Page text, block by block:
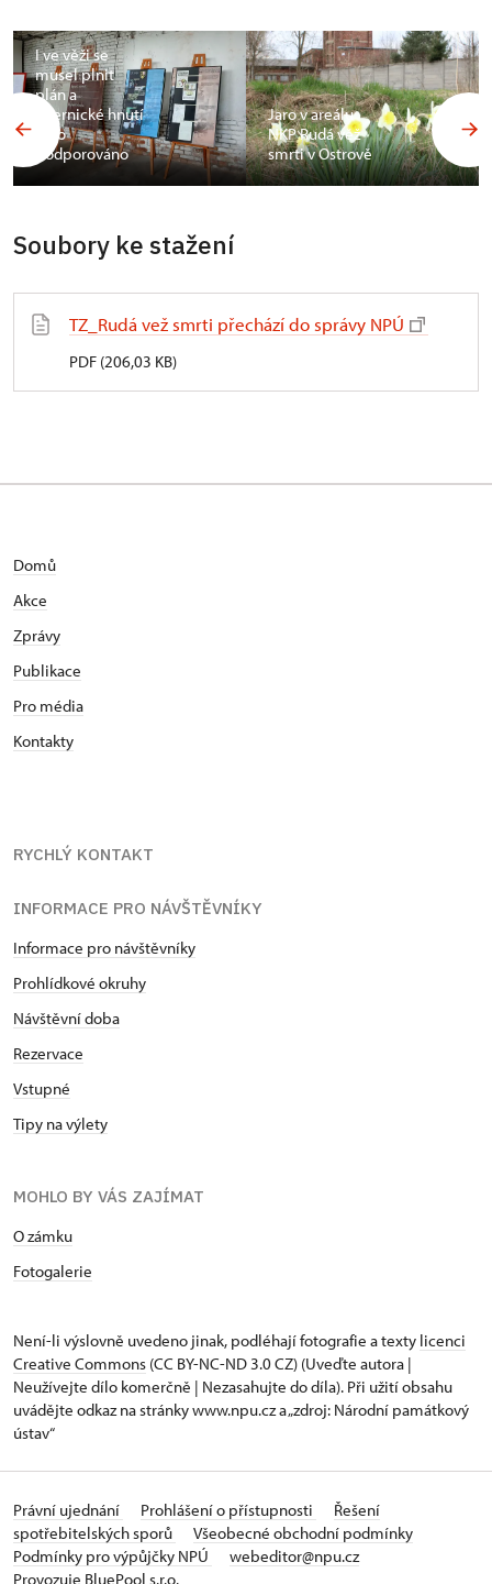
I ve věži se
musel plnit
plán a
údernické hnutí
bylo
podporováno
Jaro v areálu
NKP Rudá věž
smrti v Ostrově
Soubory ke stažení
TZ_Rudá vež smrti přechází do správy NPÚ
PDF (206,03 KB)
Domů
Akce
Zprávy
Publikace
Pro média
Kontakty
RYCHLÝ KONTAKT
INFORMACE PRO NÁVŠTĚVNÍKY
Informace pro návštěvníky
Prohlídkové okruhy
Návštěvní doba
Rezervace
Vstupné
Tipy na výlety
MOHLO BY VÁS ZAJÍMAT
O zámku
Fotogalerie
Není-li výslovně uvedeno jinak, podléhají fotografie a texty licenci
Creative Commons (CC BY-NC-ND 3.0 CZ) (Uveďte autora |
Neužívejte dílo komerčně | Nezasahujte do díla). Při užití obsahu
uvádějte odkaz na stránky www.npu.cz a „zdroj: Národní památkový
ústav“
Právní ujednání Prohlášení o přístupnosti
Řešení
spotřebitelských sporů
Všeobecné obchodní podmínky
Podmínky pro výpůjčky NPÚ
webeditor@npu.cz
Provozuje BluePool s.r.o.